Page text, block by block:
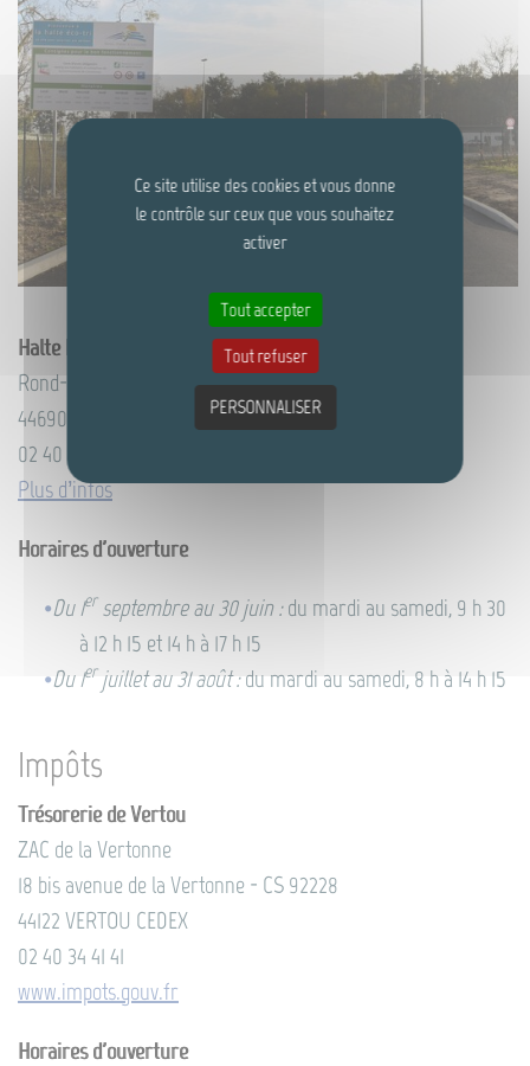
Halte Éco Tri
Rond-point des Moutonnières
44690 LA HAYE-FOUASSIÈRE
02 40 54 86 66
Plus d’infos
Horaires d'ouverture
Du 1erseptembre au 30 juin :du mardi au samedi, 9 h 30
à 12 h 15 et 14 h à 17 h 15
Du 1erjuillet au 31 août :du mardi au samedi, 8 h à 14 h 15
Impôts
Trésorerie de Vertou
ZAC de la Vertonne
18 bis avenue de la Vertonne - CS 92228
44122 VERTOU CEDEX
02 40 34 41 41
www.impots.gouv.fr
Horaires d'ouverture
Ce site utilise des cookies et vous donne
le contrôle sur ceux que vous souhaitez
activer
Tout accepter
Tout refuser
PERSONNALISER